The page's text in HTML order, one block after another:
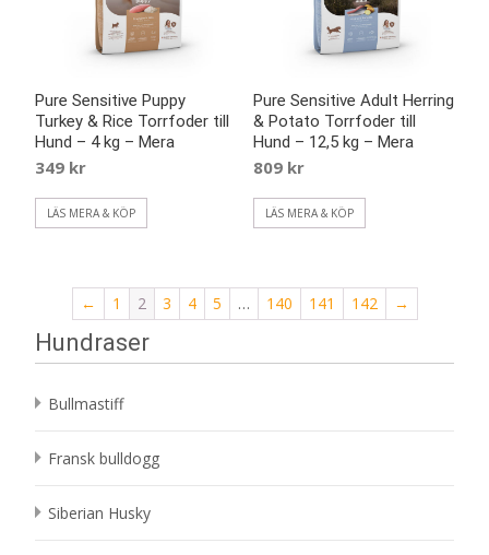
Pure Sensitive Puppy
Turkey & Rice Torrfoder till
Hund – 4 kg – Mera
349 kr
LÄS MERA & KÖP
Pure Sensitive Adult Herring
& Potato Torrfoder till
Hund – 12,5 kg – Mera
809 kr
LÄS MERA & KÖP
← 1 2 3 4 5 … 140 141 142 →
Hundraser
Bullmastiff
Fransk bulldogg
Siberian Husky